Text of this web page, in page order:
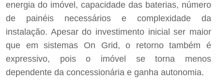
energia do imóvel, capacidade das baterias, número
de painéis necessários e complexidade da
instalação. Apesar do investimento inicial ser maior
que em sistemas On Grid, o retorno também é
expressivo, pois o imóvel se torna menos
dependente da concessionária e ganha autonomia.